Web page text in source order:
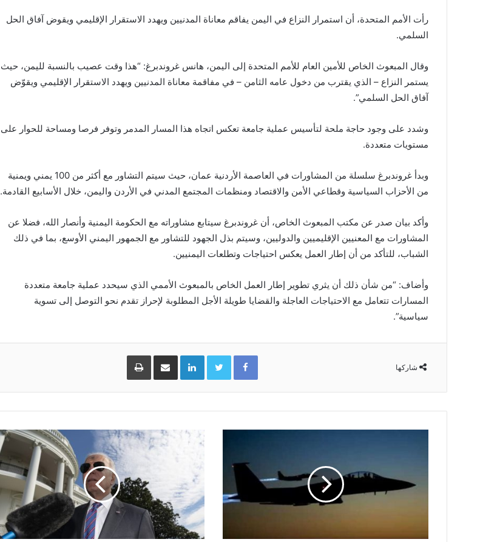
رأت الأمم المتحدة، أن استمرار النزاع في اليمن يفاقم معاناة المدنيين ويهدد الاستقرار الإقليمي ويقوض آفاق الحل
السلمي.
وقال المبعوث الخاص للأمين العام للأمم المتحدة إلى اليمن، هانس غروندبرغ: “هذا وقت عصيب بالنسبة لليمن، حيث
يستمر النزاع – الذي يقترب من دخول عامه الثامن – في مفاقمة معاناة المدنيين ويهدد الاستقرار الإقليمي ويقوّض
آفاق الحل السلمي”.
وشدد على وجود حاجة ملحة لتأسيس عملية جامعة تعكس اتجاه هذا المسار المدمر وتوفر فرصا ومساحة للحوار على
مستويات متعددة.
وبدأ غروندبرغ سلسلة من المشاورات في العاصمة الأردنية عمان، حيث سيتم التشاور مع أكثر من 100 يمني ويمنية
من الأحزاب السياسية وقطاعي الأمن والاقتصاد ومنظمات المجتمع المدني في الأردن واليمن، خلال الأسابيع القادمة.
وأكد بيان صدر عن مكتب المبعوث الخاص، أن غروندبرغ سيتابع مشاوراته مع الحكومة اليمنية وأنصار الله، فضلا عن
المشاورات مع المعنيين الإقليميين والدوليين، وسيتم بذل الجهود للتشاور مع الجمهور اليمني الأوسع، بما في ذلك
الشباب، للتأكد من أن إطار العمل يعكس احتياجات وتطلعات اليمنيين.
وأضاف: “من شأن ذلك أن يثري تطوير إطار العمل الخاص بالمبعوث الأممي الذي سيحدد عملية جامعة متعددة
المسارات تتعامل مع الاحتياجات العاجلة والقضايا طويلة الأجل المطلوبة لإحراز تقدم نحو التوصل إلى تسوية
سياسية”.
شاركها
Facebook
Twitter
LinkedInمشاركة عبر البريد طباعة